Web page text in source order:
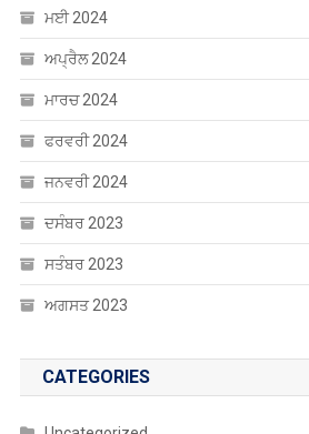
ਫਰਵਰੀ 2024
ਜਨਵਰੀ 2024
ਦਸੰਬਰ 2023
ਸਤੰਬਰ 2023
ਅਗਸਤ 2023
CATEGORIES
ਐਜੂਕੇਸ਼ਨ